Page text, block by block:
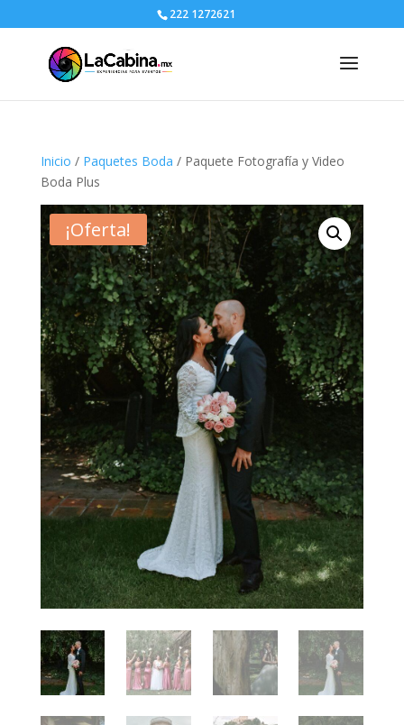
222 1272621
Inicio / Paquetes Boda / Paquete Fotografía y Video
Boda Plus
¡Oferta!